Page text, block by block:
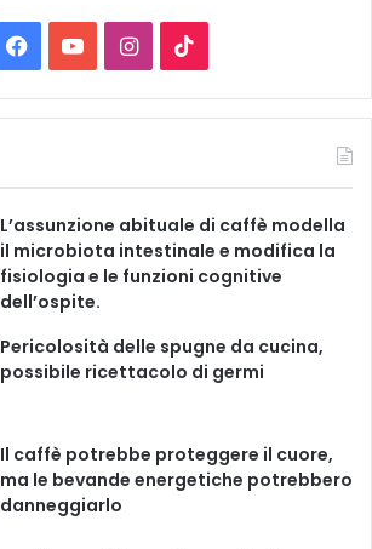
a
e
b
o
o
k
o
T
u
b
e
I
n
t
a
g
r
a
i
T
o
k
L’assunzione abituale di caffè modella
il microbiota intestinale e modifica la
fisiologia e le funzioni cognitive
dell’ospite.
Pericolosità delle spugne da cucina,
possibile ricettacolo di germi
Il caffè potrebbe proteggere il cuore,
ma le bevande energetiche potrebbero
danneggiarlo